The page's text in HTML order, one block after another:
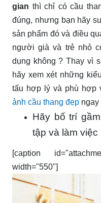
gian thì chỉ có cầu
đúng, nhưng bạn hãy
sản phẩm đó và điều
người già và trẻ nhỏ
dụng không ? Thay vì
hãy xem xét những
tấu hợp lý và phù hợp
ảnh cầu thang đẹp
Hãy bố trí
tập và làm việc
[caption
width="550"]